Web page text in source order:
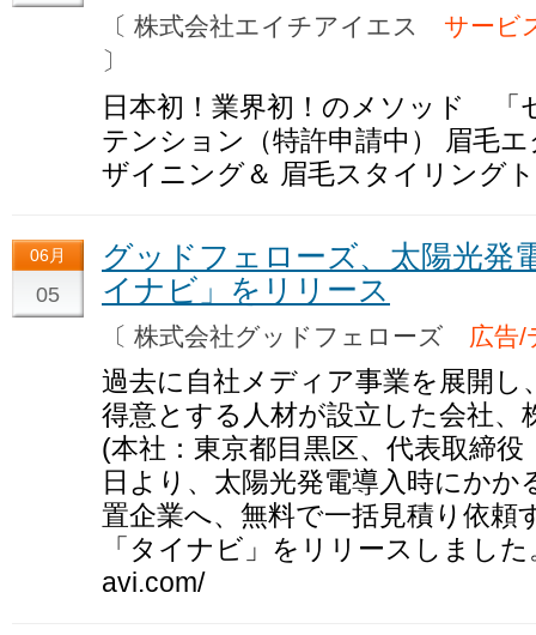
〔 株式会社エイチアイエス サービ
〕
日本初！業界初！のメソッド
テンション（特許申請中） 眉毛
ザイニング＆ 眉毛スタイリング
06月
05
グッドフェローズ、太陽光発
イナビ」をリリース
〔 株式会社グッドフェローズ 広告/
過去に自社メディア事業を展開
得意とする人材が設立した会社
(本社：東京都目黒区、代表取締
日より、太陽光発電導入時にか
置企業へ、無料で一括見積り依
「タイナビ」をリリースしまし
avi.com/